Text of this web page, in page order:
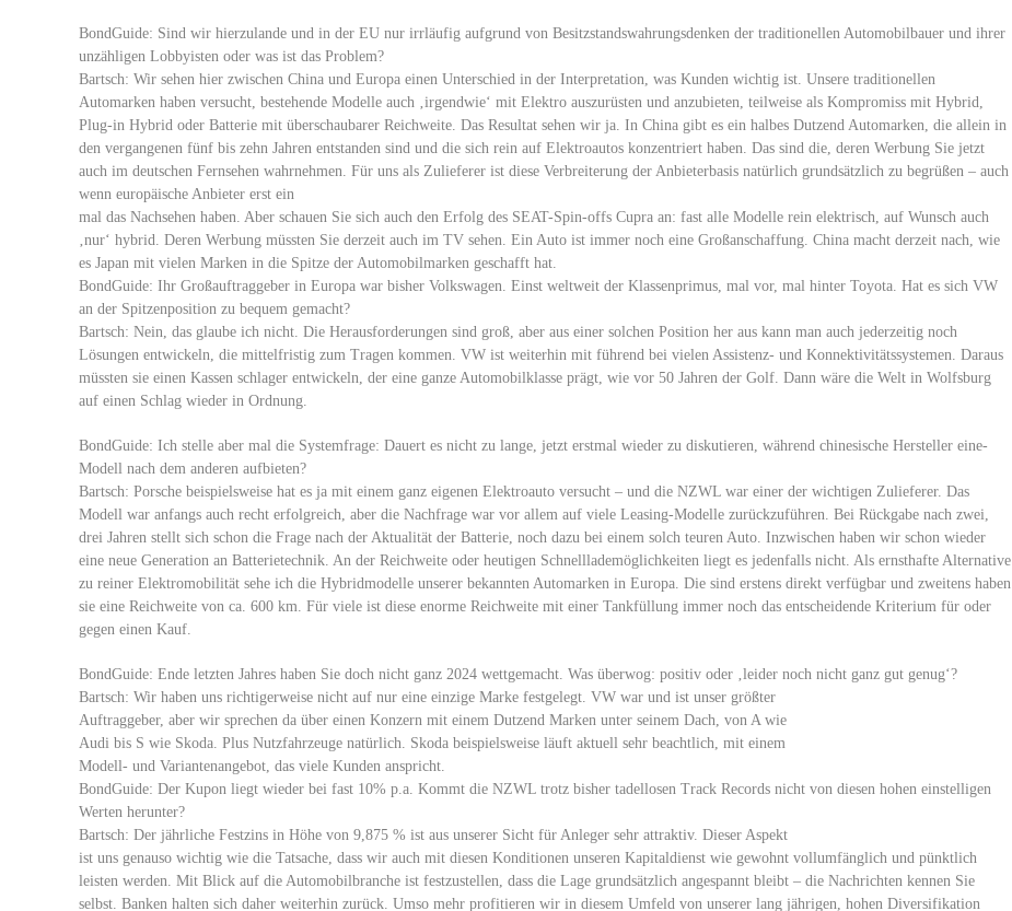
BondGuide: Sind wir hierzulande und in der EU nur irrläufig aufgrund von Besitzstandswahrungsdenken der traditionellen Automobilbauer und ihrer
unzähligen Lobbyisten oder was ist das Problem?
Bartsch: Wir sehen hier zwischen China und Europa einen Unterschied in der Interpretation, was Kunden wichtig ist. Unsere traditionellen
Automarken haben versucht, bestehende Modelle auch ‚irgendwie‘ mit Elektro auszurüsten und anzubieten, teilweise als Kompromiss mit Hybrid,
Plug-in Hybrid oder Batterie mit überschaubarer Reichweite. Das Resultat sehen wir ja. In China gibt es ein halbes Dutzend Automarken, die allein in
den vergangenen fünf bis zehn Jahren entstanden sind und die sich rein auf Elektroautos konzentriert haben. Das sind die, deren Werbung Sie jetzt
auch im deutschen Fernsehen wahrnehmen. Für uns als Zulieferer ist diese Verbreiterung der Anbieterbasis natürlich grundsätzlich zu begrüßen – auch
wenn europäische Anbieter erst ein
mal das Nachsehen haben. Aber schauen Sie sich auch den Erfolg des SEAT-Spin-offs Cupra an: fast alle Modelle rein elektrisch, auf Wunsch auch
‚nur‘ hybrid. Deren Werbung müssten Sie derzeit auch im TV sehen. Ein Auto ist immer noch eine Großanschaffung. China macht derzeit nach, wie
es Japan mit vielen Marken in die Spitze der Automobilmarken geschafft hat.
BondGuide: Ihr Großauftraggeber in Europa war bisher Volkswagen. Einst weltweit der Klassenprimus, mal vor, mal hinter Toyota. Hat es sich VW
an der Spitzenposition zu bequem gemacht?
Bartsch: Nein, das glaube ich nicht. Die Herausforderungen sind groß, aber aus einer solchen Position her aus kann man auch jederzeitig noch
Lösungen entwickeln, die mittelfristig zum Tragen kommen. VW ist weiterhin mit führend bei vielen Assistenz- und Konnektivitätssystemen. Daraus
müssten sie einen Kassen schlager entwickeln, der eine ganze Automobilklasse prägt, wie vor 50 Jahren der Golf. Dann wäre die Welt in Wolfsburg
auf einen Schlag wieder in Ordnung.
BondGuide: Ich stelle aber mal die Systemfrage: Dauert es nicht zu lange, jetzt erstmal wieder zu diskutieren, während chinesische Hersteller eine-
Modell nach dem anderen aufbieten?
Bartsch: Porsche beispielsweise hat es ja mit einem ganz eigenen Elektroauto versucht – und die NZWL war einer der wichtigen Zulieferer. Das
Modell war anfangs auch recht erfolgreich, aber die Nachfrage war vor allem auf viele Leasing-Modelle zurückzuführen. Bei Rückgabe nach zwei,
drei Jahren stellt sich schon die Frage nach der Aktualität der Batterie, noch dazu bei einem solch teuren Auto. Inzwischen haben wir schon wieder
eine neue Generation an Batterietechnik. An der Reichweite oder heutigen Schnelllademöglichkeiten liegt es jedenfalls nicht. Als ernsthafte Alternative
zu reiner Elektromobilität sehe ich die Hybridmodelle unserer bekannten Automarken in Europa. Die sind erstens direkt verfügbar und zweitens haben
sie eine Reichweite von ca. 600 km. Für viele ist diese enorme Reichweite mit einer Tankfüllung immer noch das entscheidende Kriterium für oder
gegen einen Kauf.
BondGuide: Ende letzten Jahres haben Sie doch nicht ganz 2024 wettgemacht. Was überwog: positiv oder ‚leider noch nicht ganz gut genug‘?
Bartsch: Wir haben uns richtigerweise nicht auf nur eine einzige Marke festgelegt. VW war und ist unser größter
Auftraggeber, aber wir sprechen da über einen Konzern mit einem Dutzend Marken unter seinem Dach, von A wie
Audi bis S wie Skoda. Plus Nutzfahrzeuge natürlich. Skoda beispielsweise läuft aktuell sehr beachtlich, mit einem
Modell- und Variantenangebot, das viele Kunden anspricht.
BondGuide: Der Kupon liegt wieder bei fast 10% p.a. Kommt die NZWL trotz bisher tadellosen Track Records nicht von diesen hohen einstelligen
Werten herunter?
Bartsch: Der jährliche Festzins in Höhe von 9,875 % ist aus unserer Sicht für Anleger sehr attraktiv. Dieser Aspekt
ist uns genauso wichtig wie die Tatsache, dass wir auch mit diesen Konditionen unseren Kapitaldienst wie gewohnt vollumfänglich und pünktlich
leisten werden. Mit Blick auf die Automobilbranche ist festzustellen, dass die Lage grundsätzlich angespannt bleibt – die Nachrichten kennen Sie
selbst. Banken halten sich daher weiterhin zurück. Umso mehr profitieren wir in diesem Umfeld von unserer lang jährigen, hohen Diversifikation